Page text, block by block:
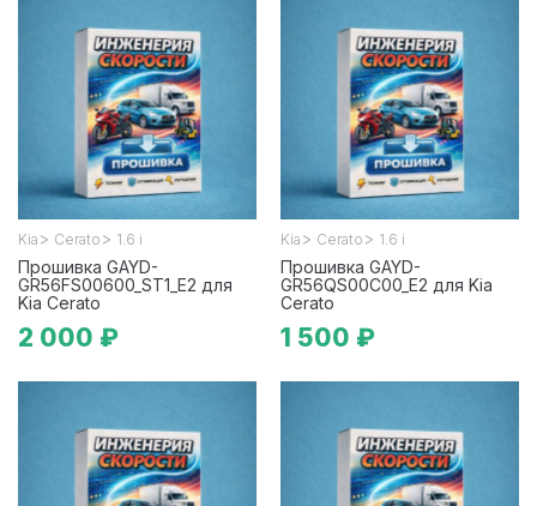
Kia > Cerato > 1.6 i
Прошивка GAYD-
GR56FS00600_ST1_E2 для
Kia Cerato
2 000 ₽
Kia > Cerato > 1.6 i
Прошивка GAYD-
GR56QS00C00_E2 для Kia
Cerato
1 500 ₽